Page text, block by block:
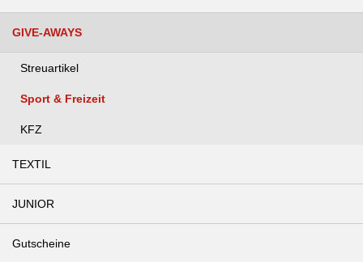
GIVE-AWAYS
Streuartikel
Sport & Freizeit
KFZ
TEXTIL
JUNIOR
Gutscheine